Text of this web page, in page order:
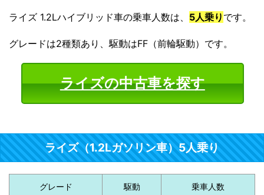
ライズ 1.2Lハイブリッド車の乗車人数は、 5人乗り です。
グレードは2種類あり、駆動はFF（前輪駆動）です。
ライズの中古車を探す
ライズ（1.2Lガソリン車）5人乗り
グレード 駆動 乗車人数